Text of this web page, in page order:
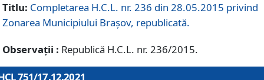
Titlu: Completarea H.C.L. nr. 236 din 28.05.2015 privind
Zonarea Municipiului Braşov, republicată.
Observații : Republică H.C.L. nr. 236/2015.
751/17.12.2021